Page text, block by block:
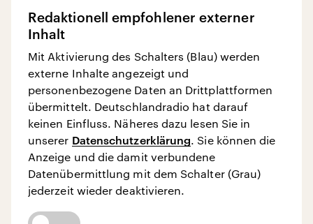
Redaktionell empfohlener externer
Inhalt
Mit Aktivierung des Schalters (Blau) werden
externe Inhalte angezeigt und
personenbezogene Daten an Drittplattformen
übermittelt. Deutschlandradio hat darauf
keinen Einfluss. Näheres dazu lesen Sie in
unserer Datenschutzerklärung. Sie können die
Anzeige und die damit verbundene
Datenübermittlung mit dem Schalter (Grau)
jederzeit wieder deaktivieren.